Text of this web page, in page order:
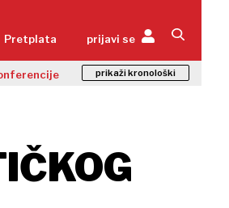
Pretplata prijavi se
prikaži kronološki